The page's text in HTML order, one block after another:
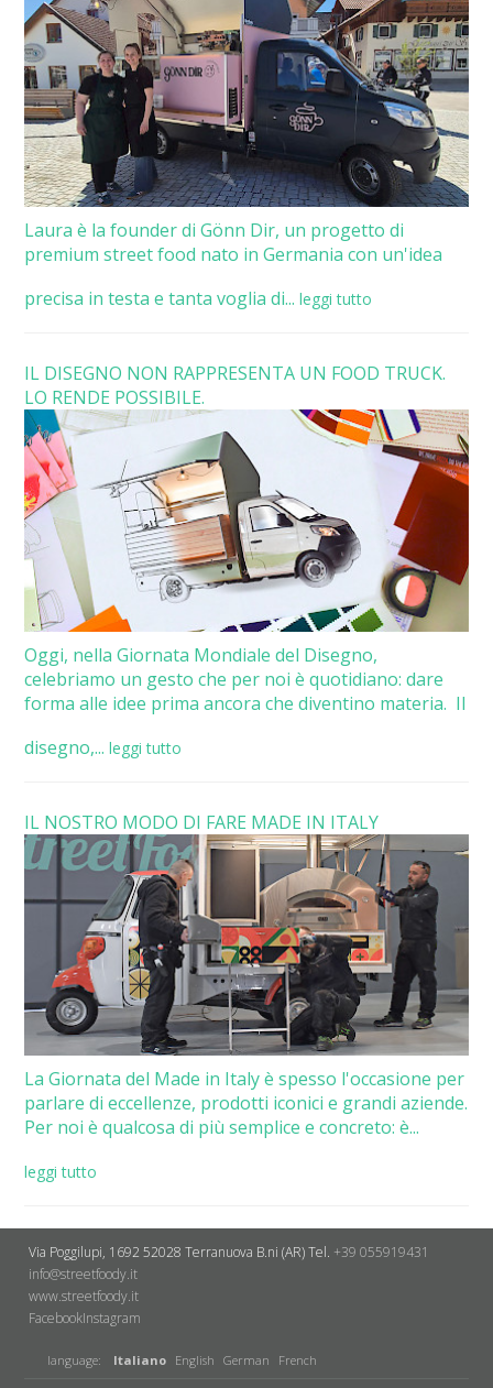
Laura è la founder di Gönn Dir, un progetto di
premium street food nato in Germania con un'idea
precisa in testa e tanta voglia di... leggi tutto
IL DISEGNO NON RAPPRESENTA UN FOOD TRUCK.
LO RENDE POSSIBILE.
Oggi, nella Giornata Mondiale del Disegno,
celebriamo un gesto che per noi è quotidiano: dare
forma alle idee prima ancora che diventino materia. Il
disegno,... leggi tutto
IL NOSTRO MODO DI FARE MADE IN ITALY
La Giornata del Made in Italy è spesso l'occasione per
parlare di eccellenze, prodotti iconici e grandi aziende.
Per noi è qualcosa di più semplice e concreto: è...
leggi tutto
Via Poggilupi, 1692 52028 Terranuova B.ni (AR)Tel. +39 055919431
info@streetfoody.it
www.streetfoody.it
Facebook​Instagram
language: Italiano English German French